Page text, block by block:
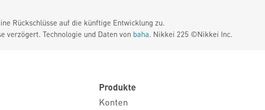
Rückschlüsse auf die künftige Entwicklung zu.
verzögert. Technologie und Daten von baha. Nikkei 225 ©Nikkei Inc.
Produkte
Konten